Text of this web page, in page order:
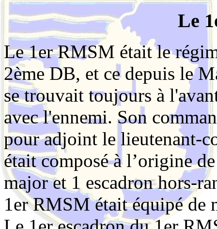
Le
Le 1er RMSM était le
2ème DB, et ce depuis le
se trouvait toujours à
avec l'ennemi. Son
pour adjoint le lieutenant-
était composé à l’origine
major et 1 escadron hors-
1er RMSM était équipé de